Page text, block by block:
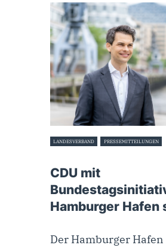
LANDESVERBAND PRESSEMITTEILUNGEN
CDU mit
Hamburger Hafen
Der Hamburger